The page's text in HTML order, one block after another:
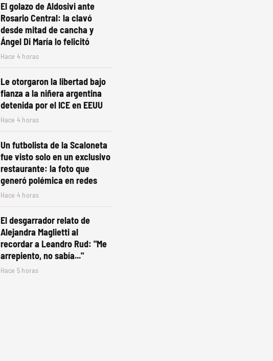
El golazo de Aldosivi ante
Rosario Central: la clavó
desde mitad de cancha y
Ángel Di María lo felicitó
Hace 4 horas
Le otorgaron la libertad bajo
fianza a la niñera argentina
detenida por el ICE en EEUU
Hace 4 horas
Un futbolista de la Scaloneta
fue visto solo en un exclusivo
restaurante: la foto que
generó polémica en redes
Hace 4 horas
El desgarrador relato de
Alejandra Maglietti al
recordar a Leandro Rud: "Me
arrepiento, no sabía..."
Hace 5 horas